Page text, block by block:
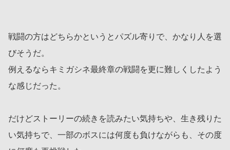
戦闘の方はどちらかというとパズル寄りで、かなり人を選
びそうだ。
例えるならキミガシネ最終章の戦闘を更に難しくしたよう
な感じだった。
だけどストーリーの続きを読みたい気持ちや、生き残りた
い気持ちで、一部のボスには何度も負けながらも、その度